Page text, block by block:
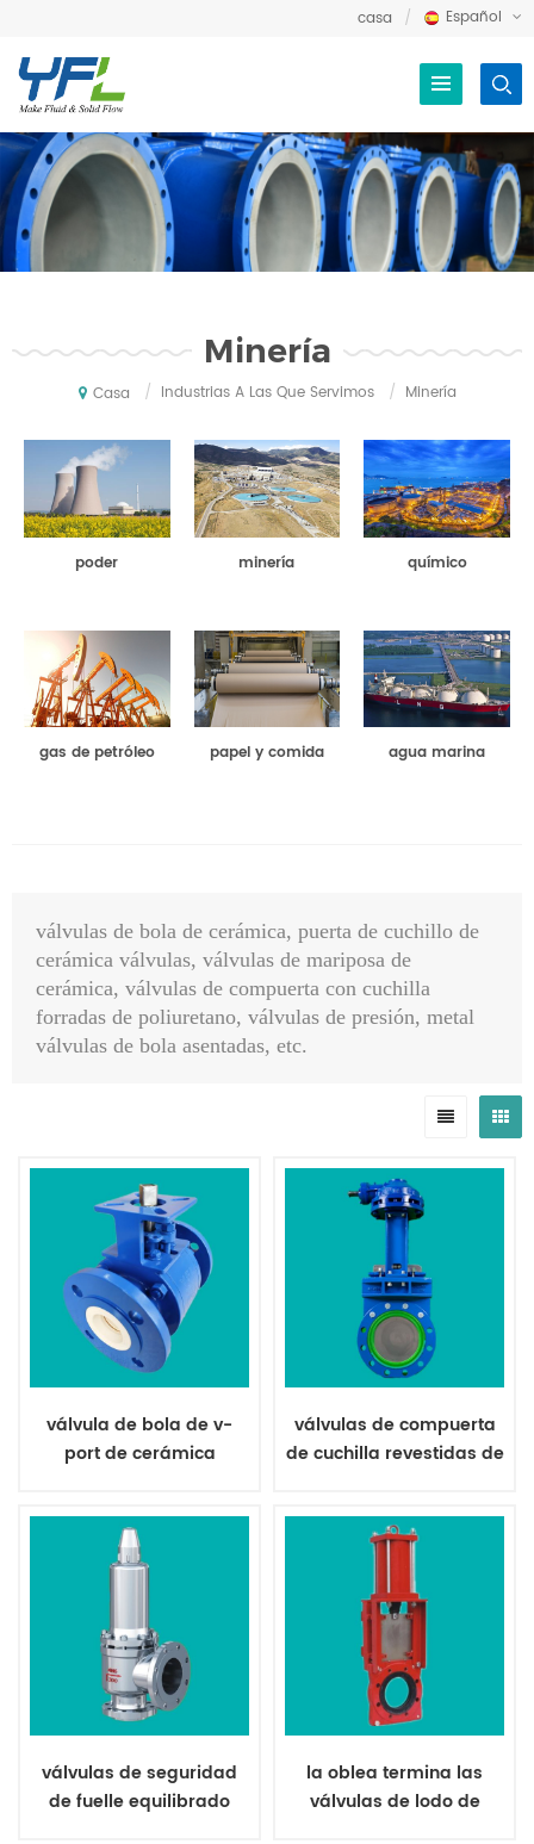
Español
casa
Minería
Casa / Industrias A Las Que Servimos / Minería
poder minería químico
gas de petróleo papel y comida agua marina
válvulas de bola de cerámica, puerta de cuchillo de
cerámica válvulas, válvulas de mariposa de
cerámica, válvulas de compuerta con cuchilla
forradas de poliuretano, válvulas de presión, metal
válvulas de bola asentadas, etc.
válvula de bola de v-
port de cerámica
para hidrometalurgia
válvulas de compuerta
de cuchilla revestidas de
lechada abrasiva
válvulas de seguridad
de fuelle equilibrado
la oblea termina las
válvulas de lodo de